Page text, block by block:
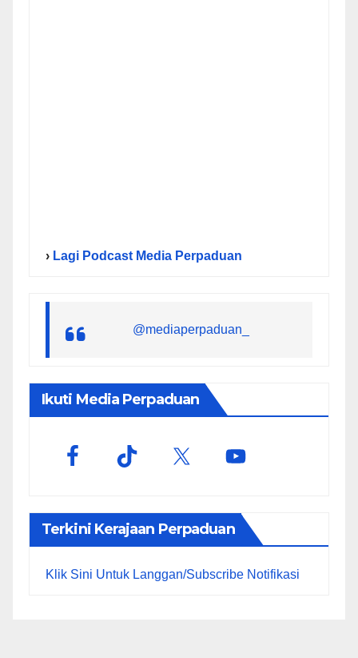
› Lagi Podcast Media Perpaduan
@mediaperpaduan_
Ikuti Media Perpaduan
Terkini Kerajaan Perpaduan
Klik Sini Untuk Langgan/Subscribe Notifikasi